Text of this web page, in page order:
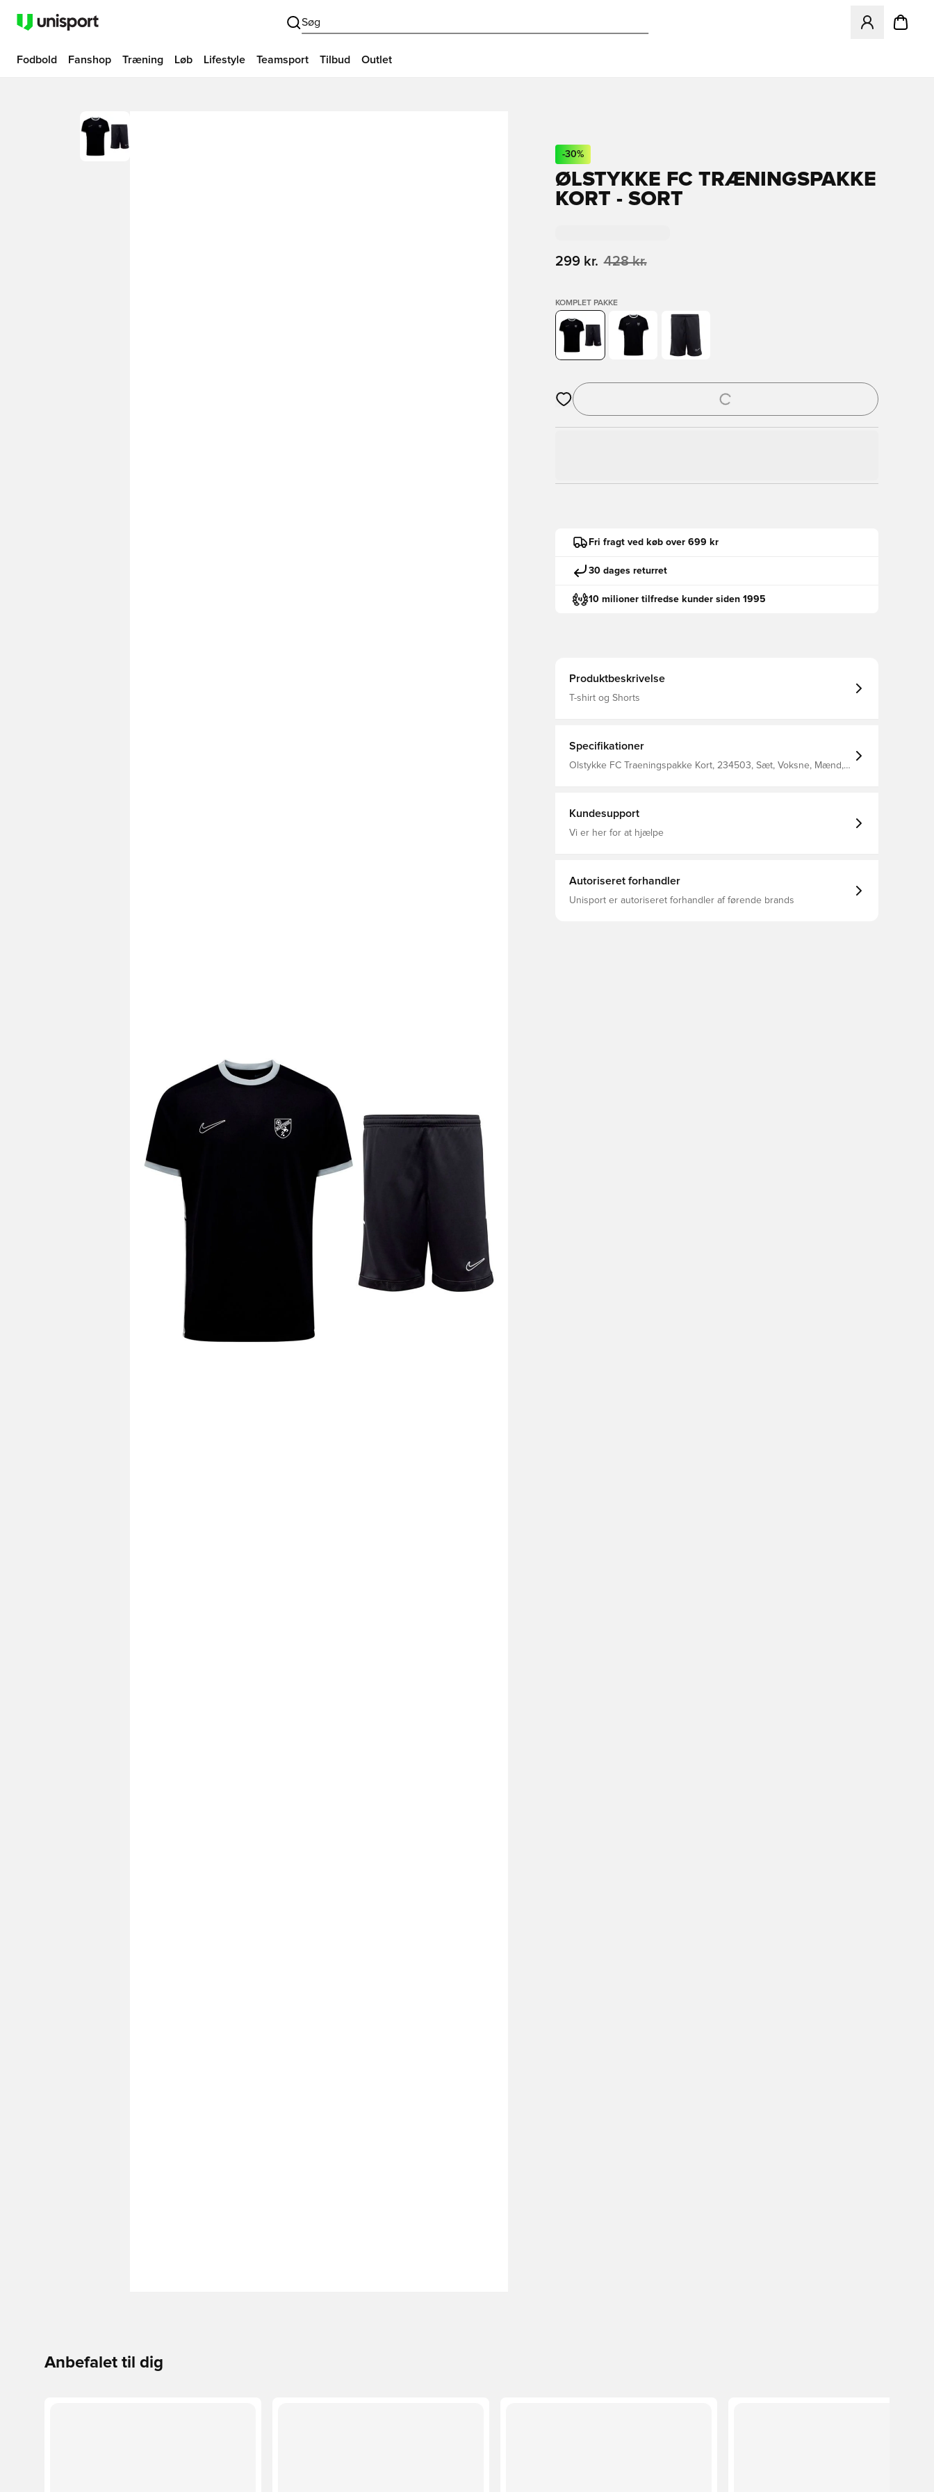
Søg
Åbner en
Fodbold Fanshop Træning Løb Lifestyle Teamsport Tilbud Outlet
-30%
ØLSTYKKE FC TRÆNINGSPAKKE
KORT - SORT
299 kr. 428 kr.
KOMPLET PAKKE
Åbner en Modal til at logge ind eller tilmelde dig som medlem
Fri fragt ved køb over 699 kr
30 dages returret
10 milioner tilfredse kunder siden 1995
Produktbeskrivelse
T-shirt og Shorts
Specifikationer
Olstykke FC Traeningspakke Kort, 234503, Sæt, Voksne, Mænd,
Kundesupport
Vi er her for at hjælpe
Autoriseret forhandler
Unisport er autoriseret forhandler af førende brands
Anbefalet til dig